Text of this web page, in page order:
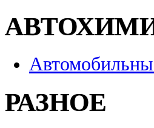
РАЗНОЕ